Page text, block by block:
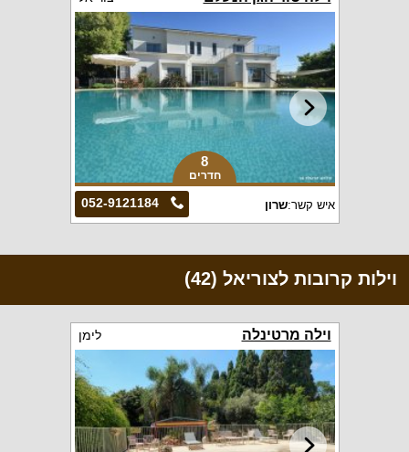
8
חדרים
052-9121184 איש קשר:שרון
וילות קרובות לצוריאל (42)
וילה מרטינלה לימן